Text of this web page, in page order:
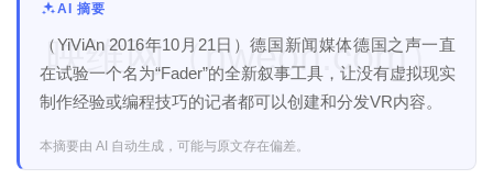
AI 摘要
（YiViAn 2016年10月21日）德国新闻媒体德国之声一直
在试验一个名为“Fader”的全新叙事工具，让没有虚拟现实
制作经验或编程技巧的记者都可以创建和分发VR内容。
本摘要由 AI 自动生成，可能与原文存在偏差。
映维网（nweon.com）